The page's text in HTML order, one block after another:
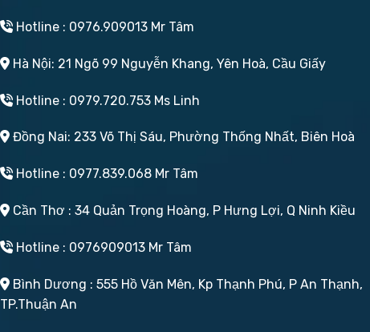
Hotline : 0976.909013 Mr Tâm
Hà Nội: 21 Ngõ 99 Nguyễn Khang, Yên Hoà, Cầu Giấy
Hotline : 0979.720.753 Ms Linh
Đồng Nai: 233 Võ Thị Sáu, Phường Thống Nhất, Biên Hoà
Hotline : 0977.839.068 Mr Tâm
Cần Thơ : 34 Quản Trọng Hoàng, P Hưng Lợi, Q Ninh Kiều
Hotline : 0976909013 Mr Tâm
Bình Dương : 555 Hồ Văn Mên, Kp Thạnh Phú, P An Thạnh,
TP.Thuận An